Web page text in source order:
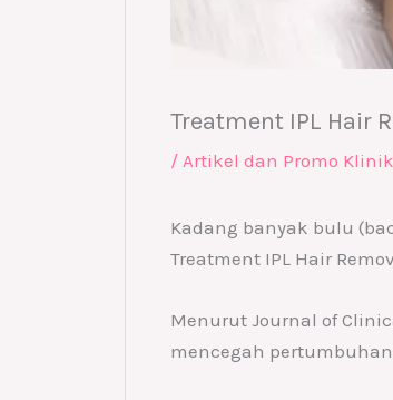
Treatment IPL Hair
/ Artikel dan Promo
Kadang banyak bulu
Treatment IPL Hair
Menurut Journal of
mencegah